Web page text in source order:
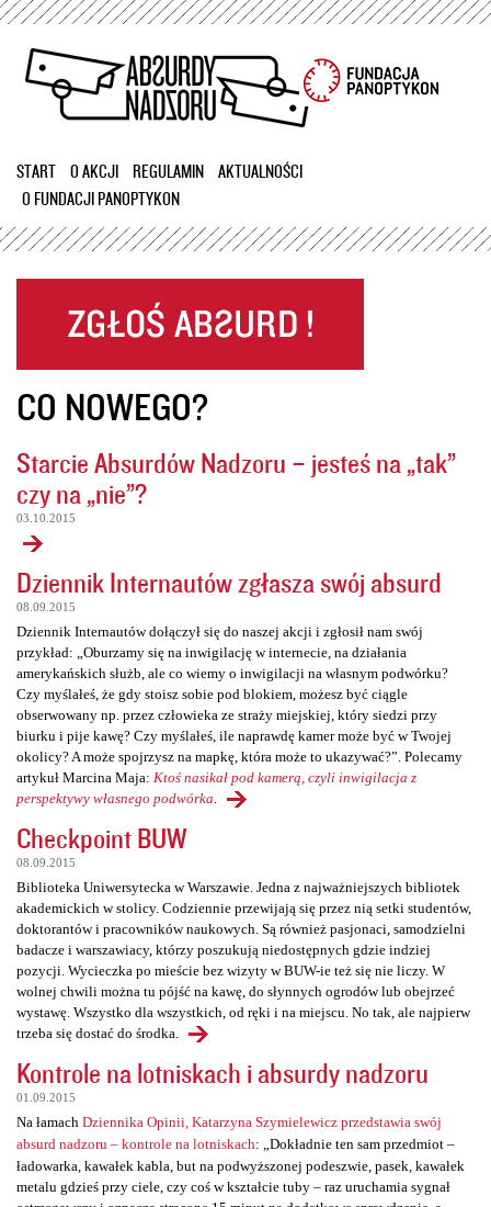
Przejdź
treści
START O AKCJI REGULAMIN
AKTUALNOŚCI
O FUNDACJI PANOPTYKON
CO NOWEGO?
Starcie Absurdów Nadzoru – jesteś na „tak”
czy na „nie”?
03.10.2015
Dziennik Internautów zgłasza swój absurd
08.09.2015
Dziennik Internautów dołączył się do naszej akcji i zgłosił nam swój
przykład: „Oburzamy się na inwigilację w internecie, na działania
amerykańskich służb, ale co wiemy o inwigilacji na własnym podwórku?
Czy myślałeś, że gdy stoisz sobie pod blokiem, możesz być ciągle
obserwowany np. przez człowieka ze straży miejskiej, który siedzi przy
biurku i pije kawę? Czy myślałeś, ile naprawdę kamer może być w Twojej
okolicy? A może spojrzysz na mapkę, która może to ukazywać?”. Polecamy
artykuł Marcina Maja: Ktoś nasikał pod kamerą, czyli inwigilacja z
perspektywy własnego podwórka
Checkpoint BUW
08.09.2015
Biblioteka Uniwersytecka w Warszawie. Jedna z najważniejszych bibliotek
akademickich w stolicy. Codziennie przewijają się przez nią setki studentów,
doktorantów i pracowników naukowych. Są również pasjonaci, samodzielni
badacze i warszawiacy, którzy poszukują niedostępnych gdzie indziej
pozycji. Wycieczka po mieście bez wizyty w BUW-ie też się nie liczy. W
wolnej chwili można tu pójść na kawę, do słynnych ogrodów lub obejrzeć
wystawę. Wszystko dla wszystkich, od ręki i na miejscu. No tak, ale najpierw
trzeba się dostać do środka.
Kontrole na lotniskach i absurdy nadzoru
01.09.2015
Na łamach Dziennika Opinii, Katarzyna Szymielewicz przedstawia swój
absurd nadzoru – kontrole na lotniskach: „Dokładnie ten sam przedmiot –
ładowarka, kawałek kabla, but na podwyższonej podeszwie, pasek, kawałek
metalu gdzieś przy ciele, czy coś w kształcie tuby – raz uruchamia sygnał